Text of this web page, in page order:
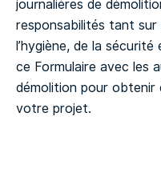
journalières de
responsabilités tant sur
l’hygiène, de la
ce Formulaire avec les
démolition pour obtenir
votre projet.